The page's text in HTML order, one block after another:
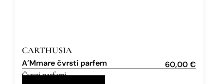
CARTHUSIA
A’Mmare čvrsti parfem 60,00€
Čvrsti parfemi,